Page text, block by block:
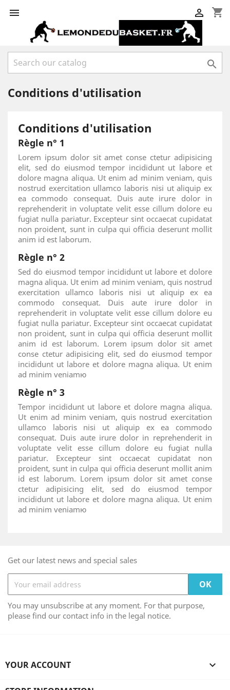
 shopping_cart


Conditions d'utilisation
Conditions d'utilisation
Règle n° 1
Lorem ipsum dolor sit amet conse ctetur adipisicing
elit, sed do eiusmod tempor incididunt ut labore et
dolore magna aliqua. Ut enim ad minim veniam, quis
nostrud exercitation ullamco laboris nisi ut aliquip ex
ea commodo consequat. Duis aute irure dolor in
reprehenderit in voluptate velit esse cillum dolore eu
fugiat nulla pariatur. Excepteur sint occaecat cupidatat
non proident, sunt in culpa qui officia deserunt mollit
anim id est laborum.
Règle n° 2
Sed do eiusmod tempor incididunt ut labore et dolore
magna aliqua. Ut enim ad minim veniam, quis nostrud
exercitation ullamco laboris nisi ut aliquip ex ea
commodo consequat. Duis aute irure dolor in
reprehenderit in voluptate velit esse cillum dolore eu
fugiat nulla pariatur. Excepteur sint occaecat cupidatat
non proident, sunt in culpa qui officia deserunt mollit
anim id est laborum. Lorem ipsum dolor sit amet
conse ctetur adipisicing elit, sed do eiusmod tempor
incididunt ut labore et dolore magna aliqua. Ut enim
ad minim veniamю
Règle n° 3
Tempor incididunt ut labore et dolore magna aliqua.
Ut enim ad minim veniam, quis nostrud exercitation
ullamco laboris nisi ut aliquip ex ea commodo
consequat. Duis aute irure dolor in reprehenderit in
voluptate velit esse cillum dolore eu fugiat nulla
pariatur. Excepteur sint occaecat cupidatat non
proident, sunt in culpa qui officia deserunt mollit anim
id est laborum. Lorem ipsum dolor sit amet conse
ctetur adipisicing elit, sed do eiusmod tempor
incididunt ut labore et dolore magna aliqua. Ut enim
ad minim veniamю
Get our latest news and special sales
You may unsubscribe at any moment. For that purpose,
please find our contact info in the legal notice.
YOUR ACCOUNT 